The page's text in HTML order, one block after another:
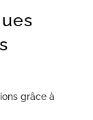
grâce à